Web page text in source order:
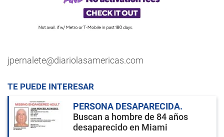
jpernalete@diariolasamericas.com
TE PUEDE INTERESAR
PERSONA DESAPARECIDA
Buscan a hombre de 84 años
desaparecido en Miami